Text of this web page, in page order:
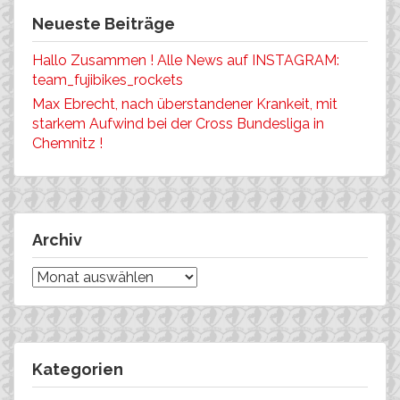
Neueste Beiträge
Hallo Zusammen ! Alle News auf INSTAGRAM:
team_fujibikes_rockets
Max Ebrecht, nach überstandener Krankeit, mit
starkem Aufwind bei der Cross Bundesliga in
Chemnitz !
Archiv
Archiv
Kategorien